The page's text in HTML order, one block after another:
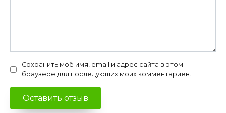
Сохранить моё имя, email и адрес сайта в этом
браузере для последующих моих комментариев.